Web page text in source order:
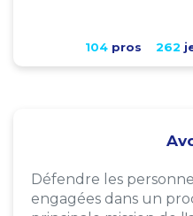
104pros 262
Défendre les
engagées dans un